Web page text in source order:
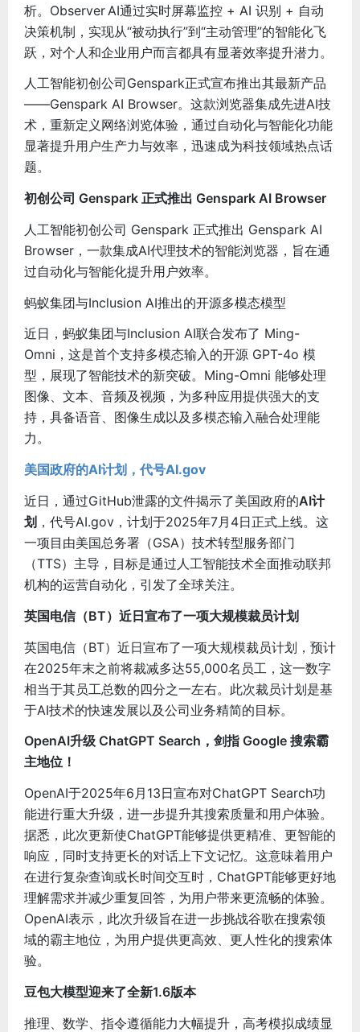
析。Observer AI通过实时屏幕监控 + AI 识别 + 自动
决策机制，实现从“被动执行”到“主动管理”的智能化飞
跃，对个人和企业用户而言都具有显著效率提升潜力。
人工智能初创公司Genspark正式宣布推出其最新产品
——Genspark AI Browser。这款浏览器集成先进AI技
术，重新定义网络浏览体验，通过自动化与智能化功能
显著提升用户生产力与效率，迅速成为科技领域热点话
题。
初创公司 Genspark 正式推出 Genspark AI Browser
人工智能初创公司 Genspark 正式推出 Genspark AI
Browser，一款集成AI代理技术的智能浏览器，旨在通
过自动化与智能化提升用户效率。
蚂蚁集团与Inclusion AI推出的开源多模态模型
近日，蚂蚁集团与Inclusion AI联合发布了 Ming-
Omni，这是首个支持多模态输入的开源 GPT-4o 模
型，展现了智能技术的新突破。Ming-Omni 能够处理
图像、文本、音频及视频，为多种应用提供强大的支
持，具备语音、图像生成以及多模态输入融合处理能
力。
美国政府的AI计划 ，代号AI.gov
近日，通过GitHub泄露的文件揭示了美国政府的AI计
划 ，代号AI.gov，计划于2025年7月4日正式上线。这
一项目由美国总务署（GSA）技术转型服务部门
（TTS）主导，目标是通过人工智能技术全面推动联邦
机构的运营自动化，引发了全球关注。
英国电信（BT）近日宣布了一项大规模裁员计划
英国电信（BT）近日宣布了一项大规模裁员计划，预计
在2025年末之前将裁减多达55,000名员工，这一数字
相当于其员工总数的四分之一左右。此次裁员计划是基
于AI技术的快速发展以及公司业务精简的目标。
OpenAI升级 ChatGPT Search，剑指 Google 搜索霸
主地位！
OpenAI于2025年6月13日宣布对ChatGPT Search功
能进行重大升级，进一步提升其搜索质量和用户体验。
据悉，此次更新使ChatGPT能够提供更精准、更智能的
响应，同时支持更长的对话上下文记忆。这意味着用户
在进行复杂查询或长时间交互时，ChatGPT能够更好地
理解需求并减少重复回答，为用户带来更流畅的体验。
OpenAI表示，此次升级旨在进一步挑战谷歌在搜索领
域的霸主地位，为用户提供更高效、更人性化的搜索体
验。
豆包大模型迎来了全新1.6版本
推理、数学、指令遵循能力大幅提升，高考模拟成绩显